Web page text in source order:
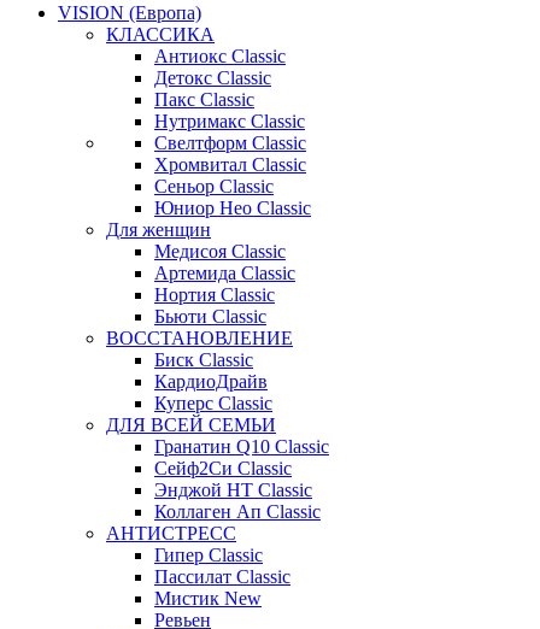
VISION (Европа)
КЛАССИКА
Антиокс Classic
Детокс Classic
Пакс Classic
Нутримакс Classic
Свелтформ Classic
Хромвитал Classic
Сеньор Classic
Юниор Нео Classic
Для женщин
Медисоя Classic
Артемида Classic
Нортия Classic
Бьюти Classic
ВОССТАНОВЛЕНИЕ
Биск Classic
КардиоДрайв
Куперс Classic
ДЛЯ ВСЕЙ СЕМЬИ
Гранатин Q10 Classic
Сейф2Си Classic
Энджой НТ Classic
Коллаген Ап Classic
АНТИСТРЕСС
Гипер Classic
Пассилат Classic
Мистик New
Ревьен